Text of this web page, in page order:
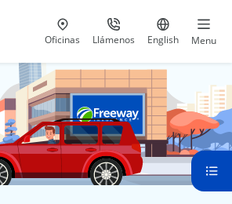
Visita nuestras
Oficinas Llámenos
al 800-441-5533
Ir al sitio
English Menu